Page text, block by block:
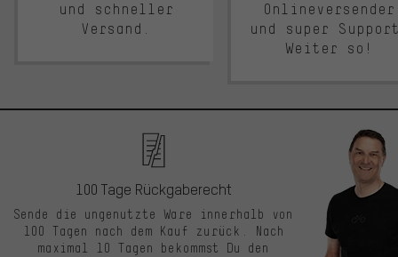
und schneller
Versand.
Onlineversender
und super
Weiter so!
100 Tage Rückgaberecht
Sende die ungenutzte Ware innerhalb von
100 Tagen nach dem Kauf zurück. Nach
maximal 10 Tagen bekommst Du den